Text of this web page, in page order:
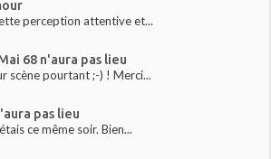
perception attentive et...
68 n'aura pas lieu
scène pourtant ;-) ! Merci...
pas lieu
ce même soir. Bien...